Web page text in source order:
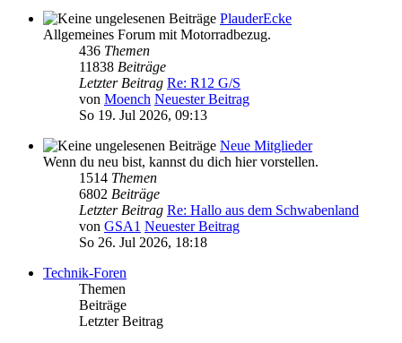
PlauderEcke
Allgemeines Forum mit Motorradbezug.
436 Themen
11838 Beiträge
Letzter Beitrag Re: R12 G/S
von Moench Neuester Beitrag
So 19. Jul 2026, 09:13
Neue Mitglieder
Wenn du neu bist, kannst du dich hier vorstellen.
1514 Themen
6802 Beiträge
Letzter Beitrag Re: Hallo aus dem Schwabenland
von GSA1 Neuester Beitrag
So 26. Jul 2026, 18:18
Technik-Foren
Themen
Beiträge
Letzter Beitrag